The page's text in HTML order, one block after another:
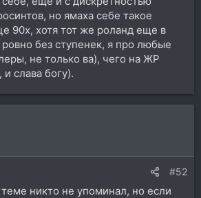
но ямаха себе такое
90х, хотя тот же роланд еще в
ровно без ступенек, я про любые
не только ва), чего на ЖР
слава богу).
#52
теме никто не упоминал, но если